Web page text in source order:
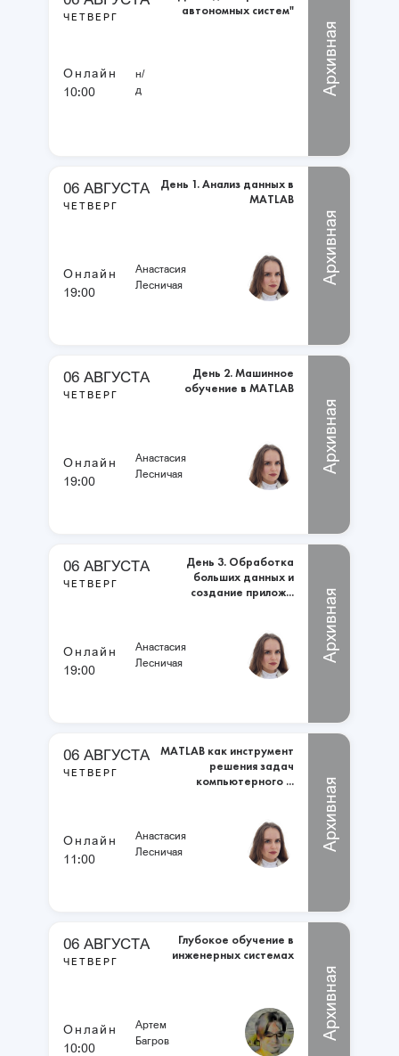
ЧЕТВЕРГ
автономных систем"
Онлайн
10:00
н/
д
Архивная
06 АВГУСТА
ЧЕТВЕРГ
День 1. Анализ данных в
MATLAB
Онлайн
19:00
Анастасия
Лесничая
Архивная
06 АВГУСТА
ЧЕТВЕРГ
День 2. Машинное
обучение в MATLAB
Онлайн
19:00
Анастасия
Лесничая
Архивная
06 АВГУСТА
ЧЕТВЕРГ
День 3. Обработка
больших данных и
создание прилож...
Онлайн
19:00
Анастасия
Лесничая
Архивная
06 АВГУСТА
ЧЕТВЕРГ
MATLAB как инструмент
решения задач
компьютерного ...
Онлайн
11:00
Анастасия
Лесничая
Архивная
06 АВГУСТА
ЧЕТВЕРГ
Глубокое обучение в
инженерных системах
Онлайн
10:00
Артем
Багров
Архивная